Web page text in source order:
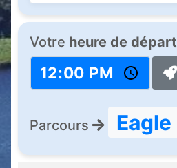
Votre heure de départ
Parcours Eagle